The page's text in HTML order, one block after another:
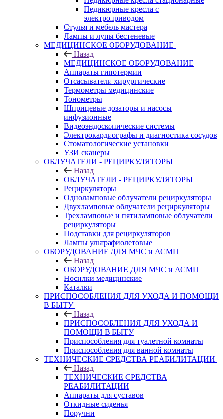
Педикюрные кресла с
электроприводом
Стулья и мебель мастера
Лампы и лупы бестеневые
МЕДИЦИНСКОЕ ОБОРУДОВАНИЕ
Назад
МЕДИЦИНСКОЕ ОБОРУДОВАНИЕ
Аппараты гипотермии
Отсасыватели хирургические
Термометры медицинские
Тонометры
Шприцевые дозаторы и насосы
инфузионные
Видеоэндоскопические системы
Электрокардиографы и диагностика сосудов
Стоматологические установки
УЗИ сканеры
ОБЛУЧАТЕЛИ - РЕЦИРКУЛЯТОРЫ
Назад
ОБЛУЧАТЕЛИ - РЕЦИРКУЛЯТОРЫ
Рециркуляторы
Одноламповые облучатели рециркуляторы
Двухламповые облучатели рециркуляторы
Трехламповые и пятиламповые облучатели
рециркуляторы
Подставки для рециркуляторов
Лампы ультрафиолетовые
ОБОРУДОВАНИЕ ДЛЯ МЧС и АСМП
Назад
ОБОРУДОВАНИЕ ДЛЯ МЧС и АСМП
Носилки медицинские
Каталки
ПРИСПОСОБЛЕНИЯ ДЛЯ УХОДА И ПОМОЩИ
В БЫТУ
Назад
ПРИСПОСОБЛЕНИЯ ДЛЯ УХОДА И
ПОМОЩИ В БЫТУ
Приспособления для туалетной комнаты
Приспособления для ванной комнаты
ТЕХНИЧЕСКИЕ СРЕДСТВА РЕАБИЛИТАЦИИ
Назад
ТЕХНИЧЕСКИЕ СРЕДСТВА
РЕАБИЛИТАЦИИ
Аппараты для суставов
Откидные сиденья
Поручни